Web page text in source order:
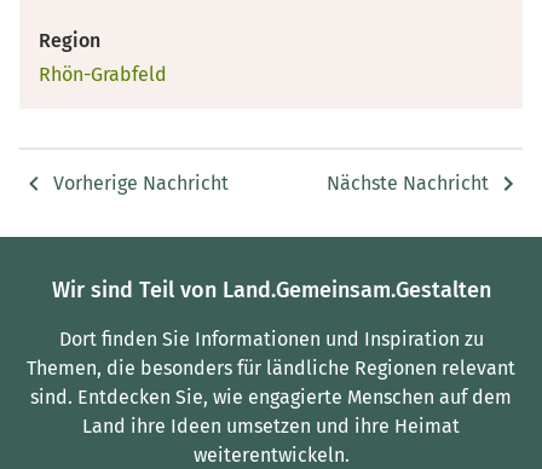
Region
Rhön-Grabfeld
Vorherige Nachricht Nächste Nachricht
Wir sind Teil von Land.Gemeinsam.Gestalten
Dort finden Sie Informationen und Inspiration zu
Themen, die besonders für ländliche Regionen relevant
sind. Entdecken Sie, wie engagierte Menschen auf dem
Land ihre Ideen umsetzen und ihre Heimat
weiterentwickeln.